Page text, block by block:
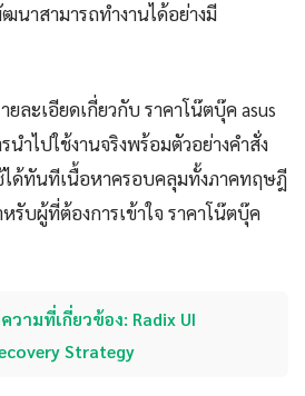
าสามารถทำงานได้อย่างมี
ละเอียดเกี่ยวกับ ราคาโน๊ตบุ๊ค asus
ำไปใช้งานจริงพร้อมตัวอย่างคำสั่ง
ได้ทันทีเนื้อหาครอบคลุมทั้งภาคทฤษฎี
รับผู้ที่ต้องการเข้าใจ ราคาโน๊ตบุ๊ค
วามที่เกี่ยวข้อง: Radix UI
Strategy